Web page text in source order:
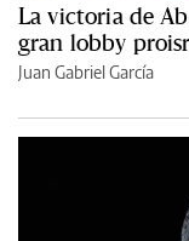
La victoria de
gran lobby
Juan Gabriel García